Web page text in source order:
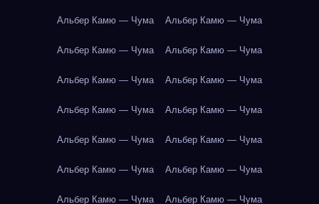
Альбер Камю — Чума Альбер Камю — Чума
Альбер Камю — Чума Альбер Камю — Чума
Альбер Камю — Чума Альбер Камю — Чума
Альбер Камю — Чума Альбер Камю — Чума
Альбер Камю — Чума Альбер Камю — Чума
Альбер Камю — Чума Альбер Камю — Чума
Альбер Камю — Чума Альбер Камю — Чума